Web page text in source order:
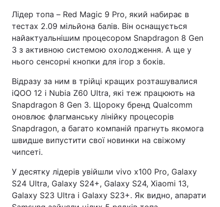
Лідер топа – Red Magic 9 Pro, який набирає в
тестах 2.09 мільйона балів. Він оснащується
найактуальнішим процесором Snapdragon 8 Gen
3 з активною системою охолодження. А ще у
нього сенсорні кнопки для ігор з боків.
Відразу за ним в трійці кращих розташувалися
iQOO 12 і Nubia Z60 Ultra, які теж працюють на
Snapdragon 8 Gen 3. Щороку бренд Qualcomm
оновлює флагманську лінійку процесорів
Snapdragon, а багато компаній прагнуть якомога
швидше випустити свої новинки на свіжому
чипсеті.
У десятку лідерів увійшли vivo x100 Pro, Galaxy
S24 Ultra, Galaxy S24+, Galaxy S24, Xiaomi 13,
Galaxy S23 Ultra і Galaxy S23+. Як видно, апарати